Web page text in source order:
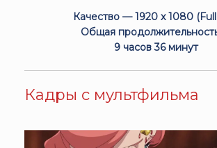
Качество — 1920 x 1080
Общая
9 часов 36 минут
Кадры с мультфильма